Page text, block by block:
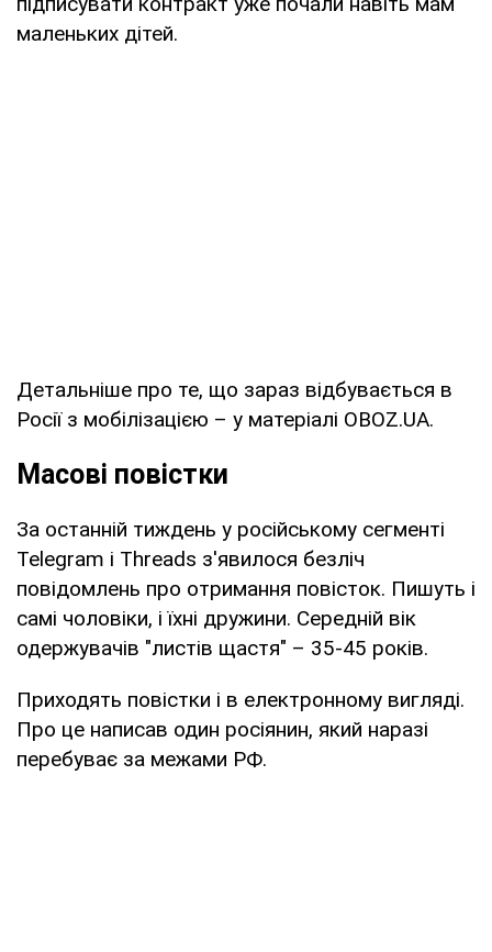
маленьких дітей.
Детальніше про те, що зараз відбувається в
Росії з мобілізацією – у матеріалі OBOZ.UA.
Масові повістки
За останній тиждень у російському сегменті
Telegram і Threads з'явилося безліч
повідомлень про отримання повісток. Пишуть і
самі чоловіки, і їхні дружини. Середній вік
одержувачів "листів щастя" – 35-45 років.
Приходять повістки і в електронному вигляді.
Про це написав один росіянин, який наразі
перебуває за межами РФ.